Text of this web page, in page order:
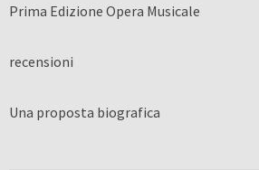
Prima Edizione Opera Musicale
recensioni
Una proposta biografica